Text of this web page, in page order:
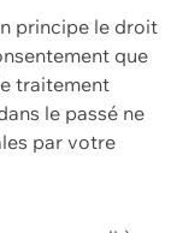
principe le droit
que
traitement
le passé ne
par votre